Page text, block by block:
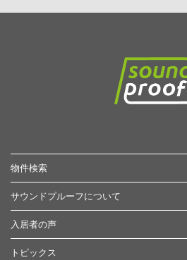
物件検索
サウンドプルーフについて
入居者の声
トピックス